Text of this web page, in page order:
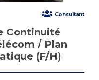
Consultant
Continuité
/ Plan
(F/H)